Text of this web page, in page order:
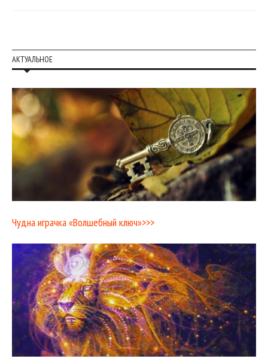
АКТУАЛЬНОЕ
Чудна играчка «Волшебный ключ»>>>